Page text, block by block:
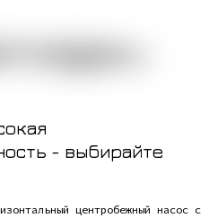
- выбирайте
центробежный насос с